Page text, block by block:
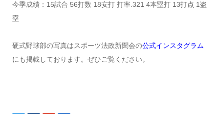
今季成績：15試合 56打数 18安打 打率.321 4本塁打 13打点 1盗
塁
硬式野球部の写真はスポーツ法政新聞会の公式インスタグラム
にも掲載しております。ぜひご覧ください。